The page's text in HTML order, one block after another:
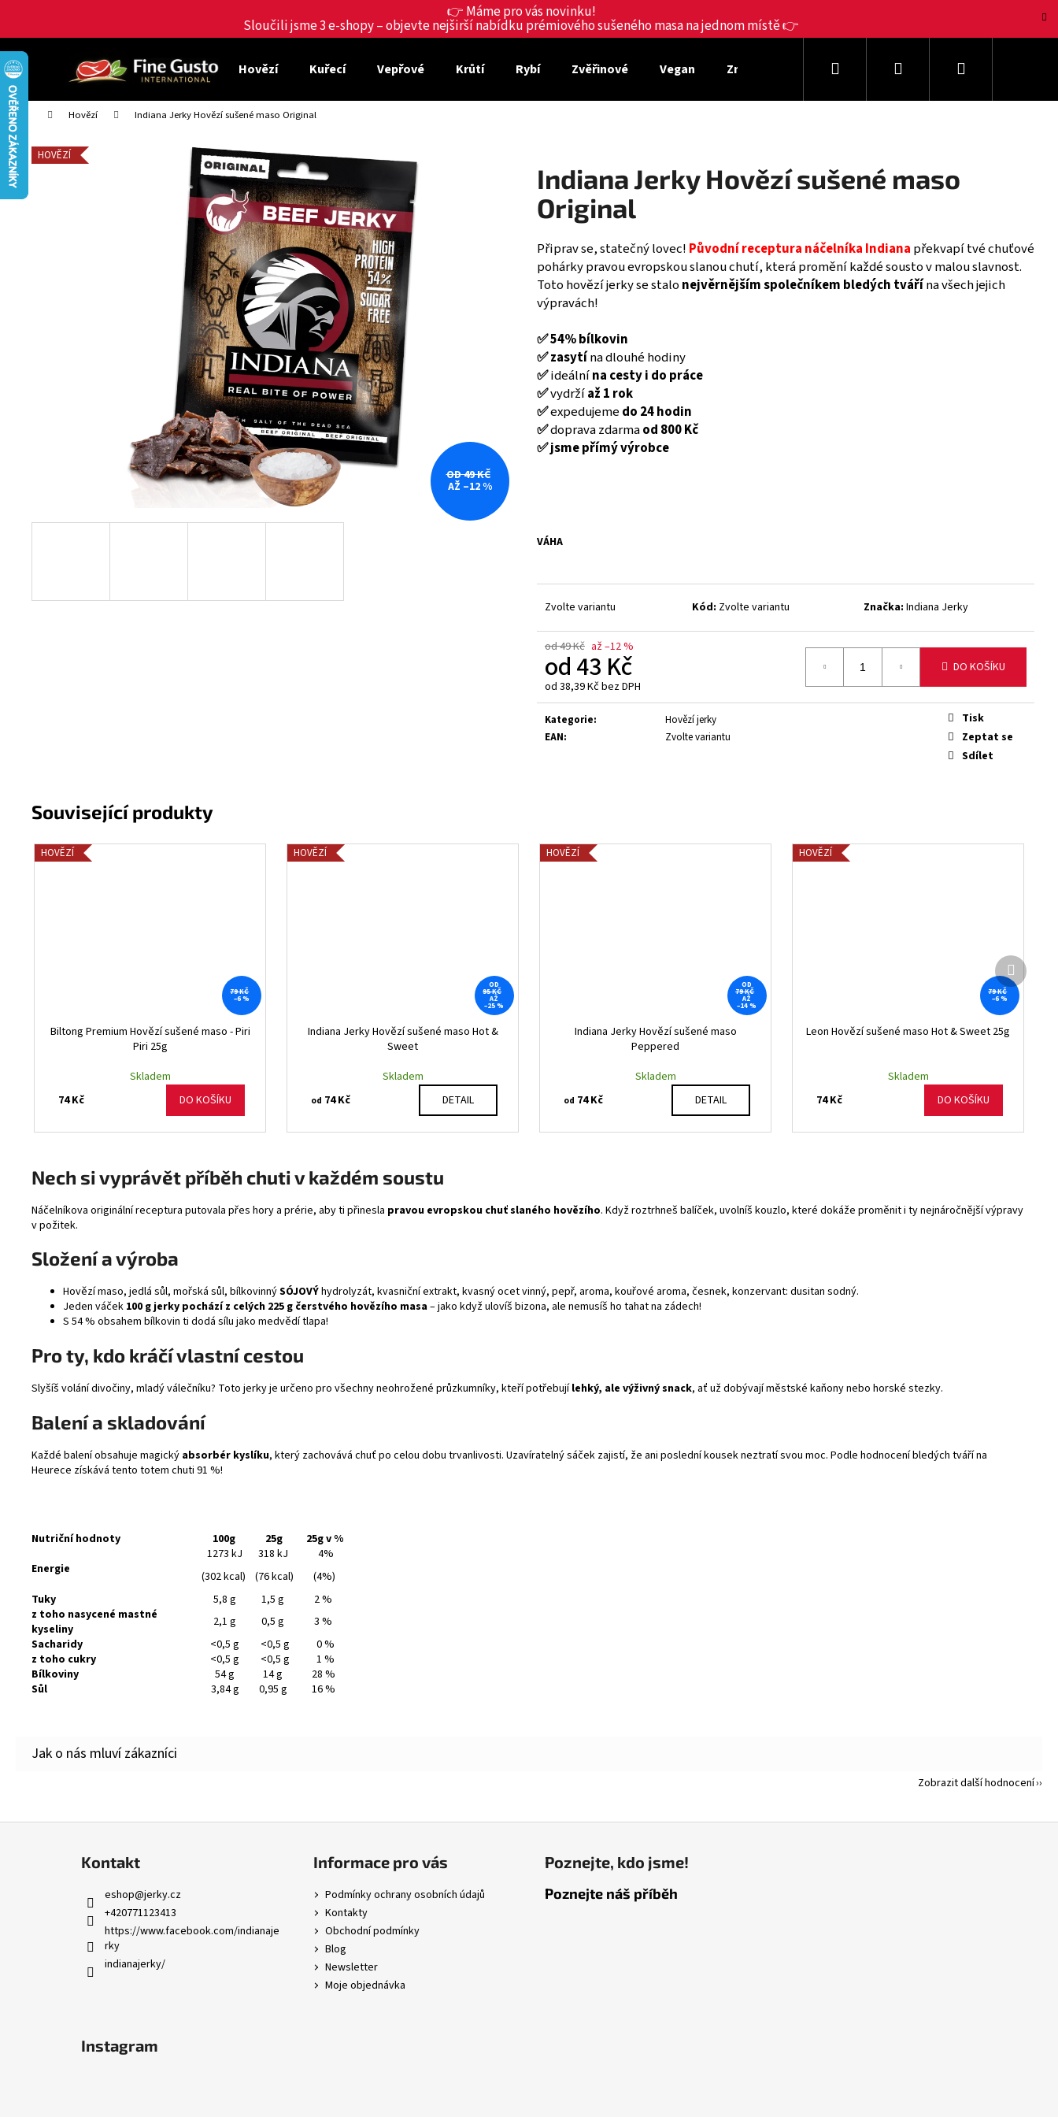
obsah
👉 Máme pro vás novinku!
Sloučili jsme 3 e-shopy – objevte nejširší nabídku prémiového sušeného masa na jednom místě 👉
Hovězí Kuřecí Vepřové Krůtí Rybí Zvěřinové Vegan Značky Jerky Dárkové sady Výhodná balení
Hledat PřihlášeníNákupní
Domů Hovězí Indiana Jerky Hovězí sušené maso Original
Indiana Jerky Hovězí sušené maso
Original
Připrav se, statečný lovec! Původní receptura náčelníka Indiana překvapí tvé chuťové
pohárky pravou evropskou slanou chutí, která promění každé sousto v malou slavnost.
Toto hovězí jerky se stalo nejvěrnějším společníkem bledých tvářína všech jejich
výpravách!
✅ 54% bílkovin
✅ zasytína dlouhé hodiny
✅ideálnína cesty i do práce
✅vydržíaž 1 rok
✅expedujemedo 24 hodin
✅doprava zdarmaod 800 Kč
✅ jsme přímý výrobce
VÁHA
Zvolte variantu Kód: Zvolte variantu Značka: Indiana Jerky
od 49 Kč až –12 %
od43 Kč
od 38,39 Kčbez DPH
Měrná
cena:
DO KOŠÍKU
Kategorie:
Hovězí jerky
EAN: Zvolte variantu
Tisk
Zeptat se
Sdílet
HOVĚZÍ
OD 49 KČ
AŽ –12 %
Nech si vyprávět příběh chuti v každém soustu
Náčelníkova originální receptura putovala přes hory a prérie, aby ti přinesla pravou evropskou chuť slaného hovězího. Když roztrhneš balíček, uvolníš kouzlo, které dokáže proměnit i ty nejnáročnější výpravy
v požitek.
Složení a výroba
Hovězí maso, jedlá sůl, mořská sůl, bílkovinnýSÓJOVÝhydrolyzát, kvasniční extrakt, kvasný ocet vinný, pepř, aroma, kouřové aroma, česnek, konzervant: dusitan sodný.
Jeden váček 100 g jerky pochází z celých 225 g čerstvého hovězího masa– jako když ulovíš bizona, ale nemusíš ho tahat na zádech!
S 54 % obsahem bílkovin ti dodá sílu jako medvědí tlapa!
Pro ty, kdo kráčí vlastní cestou
Slyšíš volání divočiny, mladý válečníku? Toto jerky je určeno pro všechny neohrožené průzkumníky, kteří potřebujílehký, ale výživný snack, ať už dobývají městské kaňony nebo horské stezky.
Balení a skladování
Každé balení obsahuje magický absorbér kyslíku, který zachovává chuť po celou dobu trvanlivosti. Uzavíratelný sáček zajistí, že ani poslední kousek neztratí svou moc. Podle hodnocení bledých tváří na
Heurece získává tento totem chuti 91 %!
Nutriční hodnoty 100g 25g
25g v %
Energie
1273 kJ
(302 kcal)
318 kJ
(76 kcal)
4%
(4%)
Tuky
5,8 g 1,5 g
2 %
z toho nasycené mastné
kyseliny
2,1 g 0,5 g
3 %
Sacharidy
<0,5 g <0,5 g
0 %
z toho cukry
<0,5 g <0,5 g
1 %
Bílkoviny
54 g 14 g
28 %
Sůl
3,84 g 0,95 g 16 %
HOVĚZÍ
79 KČ
–6 %
Biltong Premium Hovězí sušené maso - Piri
Piri 25g
Skladem
74 Kč
DO KOŠÍKU
HOVĚZÍ
OD
95 KČ
AŽ
–25 %
Indiana Jerky Hovězí sušené maso Hot &
Sweet
Skladem
od 74 Kč DETAIL
HOVĚZÍ
OD
79 KČ
AŽ
–14 %
Indiana Jerky Hovězí sušené maso
Peppered
Skladem
od 74 Kč DETAIL
HOVĚZÍ
79 KČ
–6 %
Leon Hovězí sušené maso Hot & Sweet 25g
Skladem
74 Kč
DO KOŠÍKU
Další
produkt
Zobrazit další hodnocení
š
í
k
Zpět
obchodu
Zpět
obchodu
Doporučujeme
INDIANA JERKY HOVĚZÍ SUŠENÉ MASO FINE GUSTO SUŠENÉ MASO BEEF JERKY
NATURAL
35 Kč
Původně:39 Kč
FINE GUSTO SUŠENÉ MASO TURKEY JERKY
NATURAL
35 Kč
Původně: 39 Kč
Kontakt
eshop@jerky.cz
+420771123413
https://www.facebook.com/indianaje
rky
indianajerky/
Informace pro vás
Podmínky ochrany osobních údajů
Kontakty
Obchodní podmínky
Blog
Newsletter
Moje objednávka
Poznejte, kdo jsme!
Poznejte náš příběh
Instagram